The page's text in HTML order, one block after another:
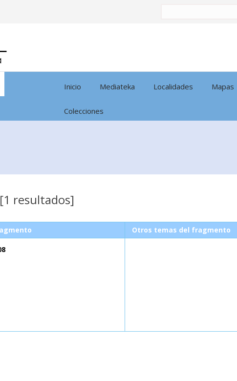
Inicio Mediateka Localidades Mapas
Colecciones
resultados]
Otros temas del fragmento